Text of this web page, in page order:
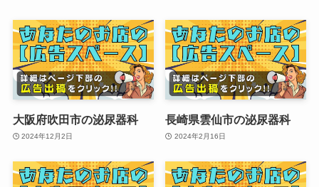
大阪府吹田市の泌尿器科
2024年12月2日
長崎県雲仙市の泌尿器科
2024年2月16日